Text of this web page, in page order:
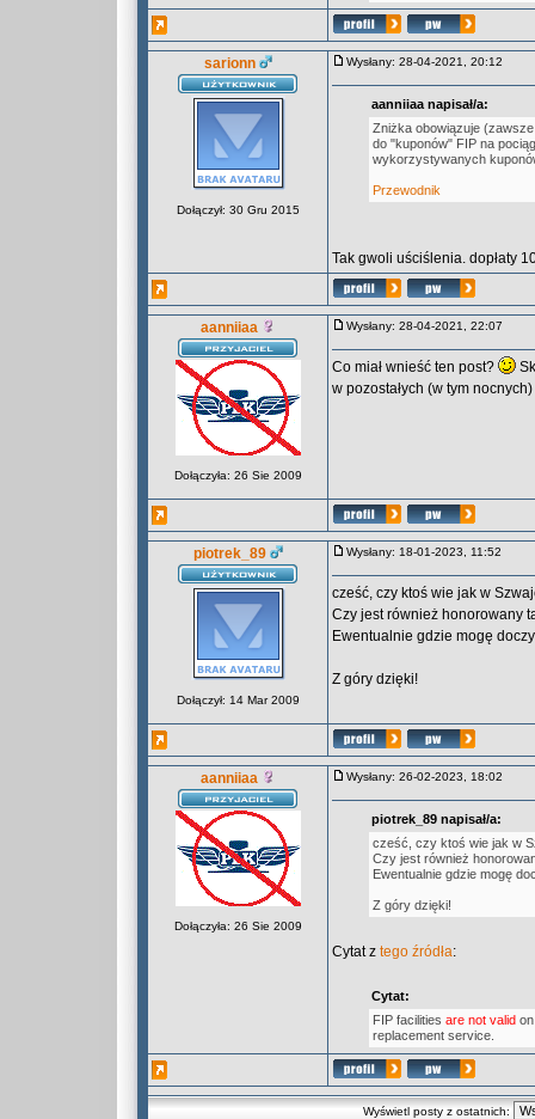
sarionn
Dołączył: 30 Gru 2015
Wysłany: 28-04-2021, 20:12
aanniiaa napisał/a:
Zniżka obowiązuje (zawsze
do "kuponów" FIP na
wykorzystywanych
Przewodnik
Tak gwoli uściślenia. dopłaty
aanniiaa
Dołączyła: 26 Sie 2009
Wysłany: 28-04-2021, 22:07
Co miał wnieść ten post?
w pozostałych (w tym nocnych)
piotrek_89
Dołączył: 14 Mar 2009
Wysłany: 18-01-2023, 11:52
cześć, czy ktoś wie jak w
Czy jest również honorowany
Ewentualnie gdzie mogę
Z góry dzięki!
aanniiaa
Dołączyła: 26 Sie 2009
Wysłany: 26-02-2023, 18:02
piotrek_89 napisał/a:
cześć, czy ktoś wie jak w
Czy jest również
Ewentualnie gdzie mogę
Z góry dzięki!
Cytat z tego źródła:
Cytat:
FIP facilities are not valid
replacement service.
Wyświetl posty z ostatnich: